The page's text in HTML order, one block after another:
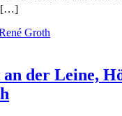
[…]
Groth
der Leine,